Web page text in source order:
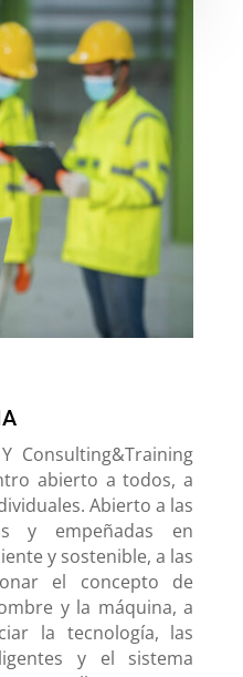
Consulting&Training
abierto a todos, a
Abierto a las
y empeñadas en
y sostenible, a las
el concepto de
y la máquina, a
la tecnología, las
y el sistema